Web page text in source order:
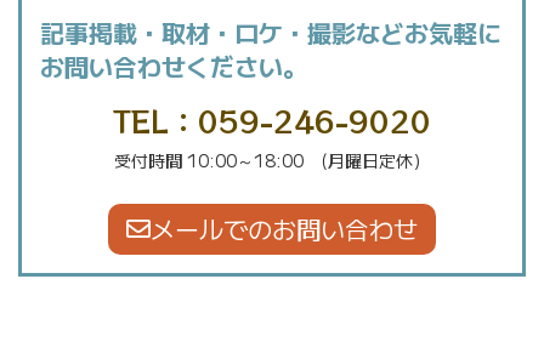
記事掲載・取材・ロケ・撮影などお気軽に
お問い合わせください。
TEL：059-246-9020
受付時間 10:00～18:00 (月曜日定休）
メールでのお問い合わせ